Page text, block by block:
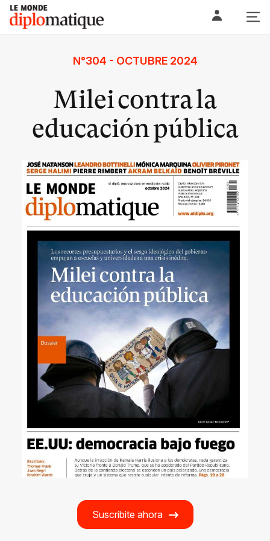
Skip
content
Le monde diplomatique
N°304 - OCTUBRE 2024
Milei contra la
educación pública
Suscribite ahora